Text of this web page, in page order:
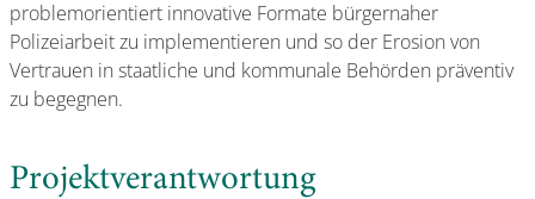
problemorientiert innovative Formate bürgernaher
Polizeiarbeit zu implementieren und so der Erosion von
Vertrauen in staatliche und kommunale Behörden präventiv
zu begegnen.
Projektverantwortung